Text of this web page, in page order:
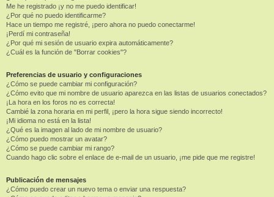
Me he registrado ¡y no me puedo identificar!
¿Por qué no puedo identificarme?
Hace un tiempo me registré, ¡pero ahora no puedo conectarme!
¡Perdí mi contraseña!
¿Por qué mi sesión de usuario expira automáticamente?
¿Cuál es la función de "Borrar cookies"?
Preferencias de usuario y configuraciones
¿Cómo se puede cambiar mi configuración?
¿Cómo evito que mi nombre de usuario aparezca en las listas de usuarios conectados?
¡La hora en los foros no es correcta!
Cambié la zona horaria en mi perfil, ¡pero la hora sigue siendo incorrecto!
¡Mi idioma no está en la lista!
¿Qué es la imagen al lado de mi nombre de usuario?
¿Cómo puedo mostrar un avatar?
¿Cómo se puede cambiar mi rango?
Cuando hago clic sobre el enlace de e-mail de un usuario, ¡me pide que me registre!
Publicación de mensajes
¿Cómo puedo crear un nuevo tema o enviar una respuesta?